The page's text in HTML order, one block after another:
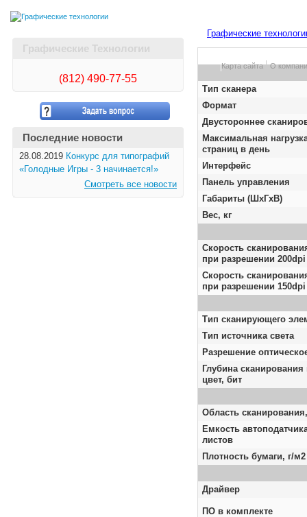
Карта сайта О
Графические Технологии
(812) 490-77-55
Последние новости
28.08.2019 Конкурс для типографий
«Голодные Игры - 3 начинается!»
Смотреть все новости
Графические
Тип сканера
Формат
Двустороннее
Максимальная
страниц в день
Интерфейс
Панель управления
Габариты (ШxГxВ)
Bec, кг
Скорость
при разрешении 200dpi
Скорость
при разрешении 150dpi
Тип сканирующего
Тип источника света
Разрешение
Глубина
цвет, бит
Область
Емкость
листов
Плотность бумаги, г/м2
Драйвер
ПО в комплекте